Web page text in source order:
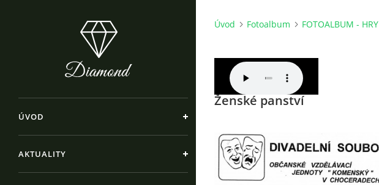
ÚVOD
AKTUALITY
Úvod Fotoalbum FOTOALBUM - HRY
Ženské panství